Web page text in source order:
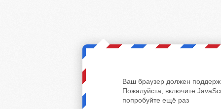
Ваш браузер должен
Пожалуйста, включите
попробуйте ещё раз